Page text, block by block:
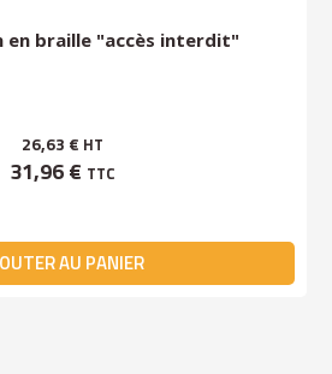
en braille "accès interdit"
26,63 € HT
31,96 € TTC
AU PANIER